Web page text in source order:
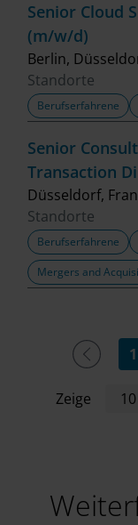
Senior Cloud
(m/w/d)
Berlin,
Standorte
Berufserfahrene
Senior
Transaction
Düsseldorf,
Standorte
Berufserfahrene
Mergers and
1
Zeige 10